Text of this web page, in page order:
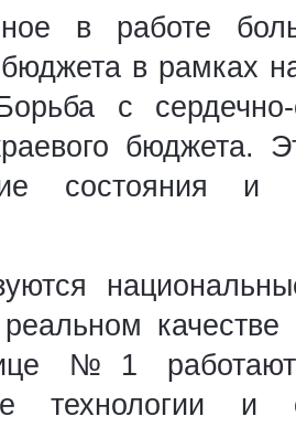
в работе
в рамках
с сердечно-
бюджета.
состояния и
качестве
№1
технологии и